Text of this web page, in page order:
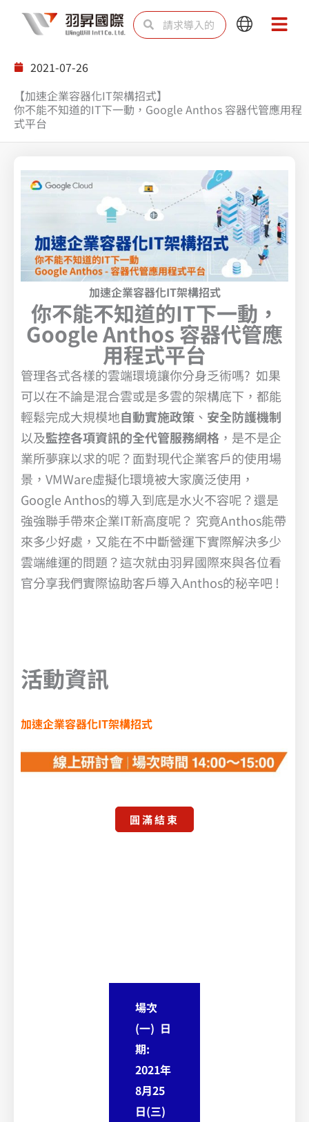
SearchSearch
Main
Main
2021-07-26
【加速企業容器化IT架構招式】
你不能不知道的IT下一動，Google Anthos 容器代管應用程
式平台
加速企業容器化IT架構招式
你不能不知道的IT下一動，
Google Anthos 容器代管應
用程式平台
管理各式各樣的雲端環境讓你分身乏術嗎? 如果
可以在不論是混合雲或是多雲的架構底下，都能
輕鬆完成大規模地自動實施政策 、 安全防護機制
以及監控各項資訊的全代管服務網格 ，是不是企
業所夢寐以求的呢？面對現代企業客戶的使用場
景，VMWare虛擬化環境被大家廣泛使用，
Google Anthos的導入到底是水火不容呢？還是
強強聯手帶來企業IT新高度呢？ 究竟Anthos能帶
來多少好處，又能在不中斷營運下實際解決多少
雲端維運的問題？這次就由羽昇國際來與各位看
官分享我們實際協助客戶導入Anthos的秘辛吧 !
活動資訊
加速企業容器化IT架構招式
圓滿結束
場次
(一) 日
期:
2021年
8月25
日(三)